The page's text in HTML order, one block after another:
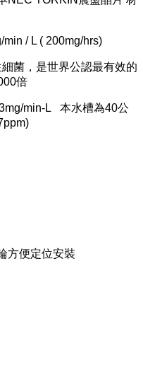
/ L ( 200mg/hrs)
菌，是世界公認最有效的
倍
min-L 本水槽為40公
方便定位安裝